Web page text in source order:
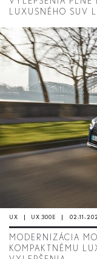
LUXUSNÉHO SUV
UX UX 300E 02-11-
MODERNIZÁCIA
KOMPAKTNÉMU